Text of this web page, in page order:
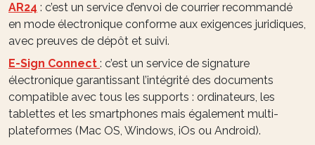
AR24 : c’est un service d’envoi de courrier recommandé
en mode électronique conforme aux exigences juridiques,
avec preuves de dépôt et suivi.
E-Sign Connect : c’est un service de signature
électronique garantissant l’intégrité des documents
compatible avec tous les supports : ordinateurs, les
tablettes et les smartphones mais également multi-
plateformes (Mac OS, Windows, iOs ou Android).